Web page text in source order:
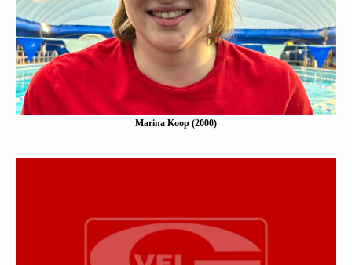
Eine Kurzbeschreibung folgt…
Mehr erfahen
Marina Koop (2000)
Emma Ingendoh (2002)
Eine Kurzbeschreibung folgt…